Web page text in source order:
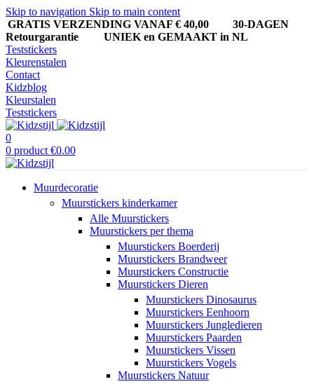
Skip to navigation Skip to main content
GRATIS VERZENDING VANAF € 40,00
30-DAGEN
Retourgarantie UNIEK en GEMAAKT in NL
Teststickers
Kleurenstalen
Contact
Kidzblog
Kleurstalen
Teststickers
0
0 product €0.00
Muurdecoratie
Muurstickers kinderkamer
Alle Muurstickers
Muurstickers per thema
Muurstickers Boerderij
Muurstickers Brandweer
Muurstickers Constructie
Muurstickers Dieren
Muurstickers Dinosaurus
Muurstickers Eenhoorn
Muurstickers Jungledieren
Muurstickers Paarden
Muurstickers Vissen
Muurstickers Vogels
Muurstickers Natuur